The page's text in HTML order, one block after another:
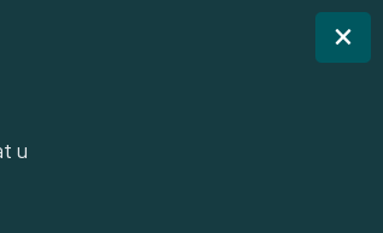
×
u